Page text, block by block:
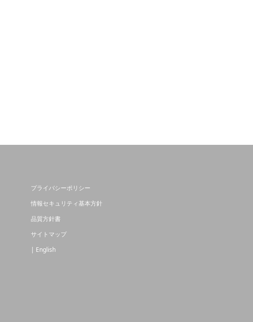
プライバシーポリシー
情報セキュリティ基本方針
品質方針書
サイトマップ
| English